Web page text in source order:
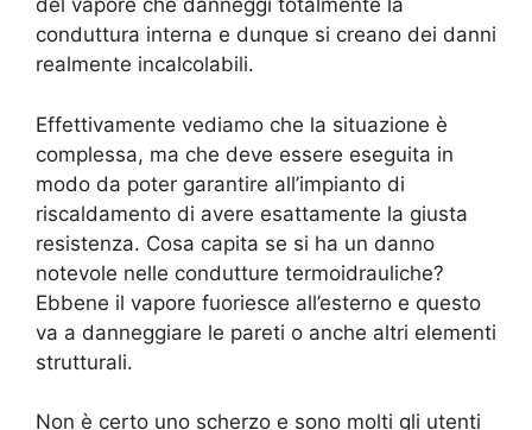
del vapore che danneggi totalmente la
conduttura interna e dunque si creano dei danni
realmente incalcolabili.
Effettivamente vediamo che la situazione è
complessa, ma che deve essere eseguita in
modo da poter garantire all’impianto di
riscaldamento di avere esattamente la giusta
resistenza. Cosa capita se si ha un danno
notevole nelle condutture termoidrauliche?
Ebbene il vapore fuoriesce all’esterno e questo
va a danneggiare le pareti o anche altri elementi
strutturali.
Non è certo uno scherzo e sono molti gli utenti